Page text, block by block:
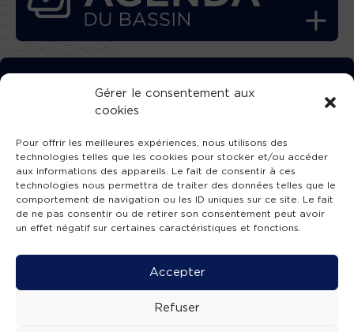
Gérer le consentement aux
cookies
Pour offrir les meilleures expériences, nous utilisons des
technologies telles que les cookies pour stocker et/ou accéder
aux informations des appareils. Le fait de consentir à ces
technologies nous permettra de traiter des données telles que le
comportement de navigation ou les ID uniques sur ce site. Le fait
de ne pas consentir ou de retirer son consentement peut avoir
un effet négatif sur certaines caractéristiques et fonctions.
Accepter
Refuser
TÉLÉCHARGEZ GRATUITEMENT
L’APPLICATION TVBA !
SUIVEZ-NOUS !
Mentions légales -Accessibilité